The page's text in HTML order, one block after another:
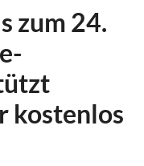
zum 24.
kostenlos